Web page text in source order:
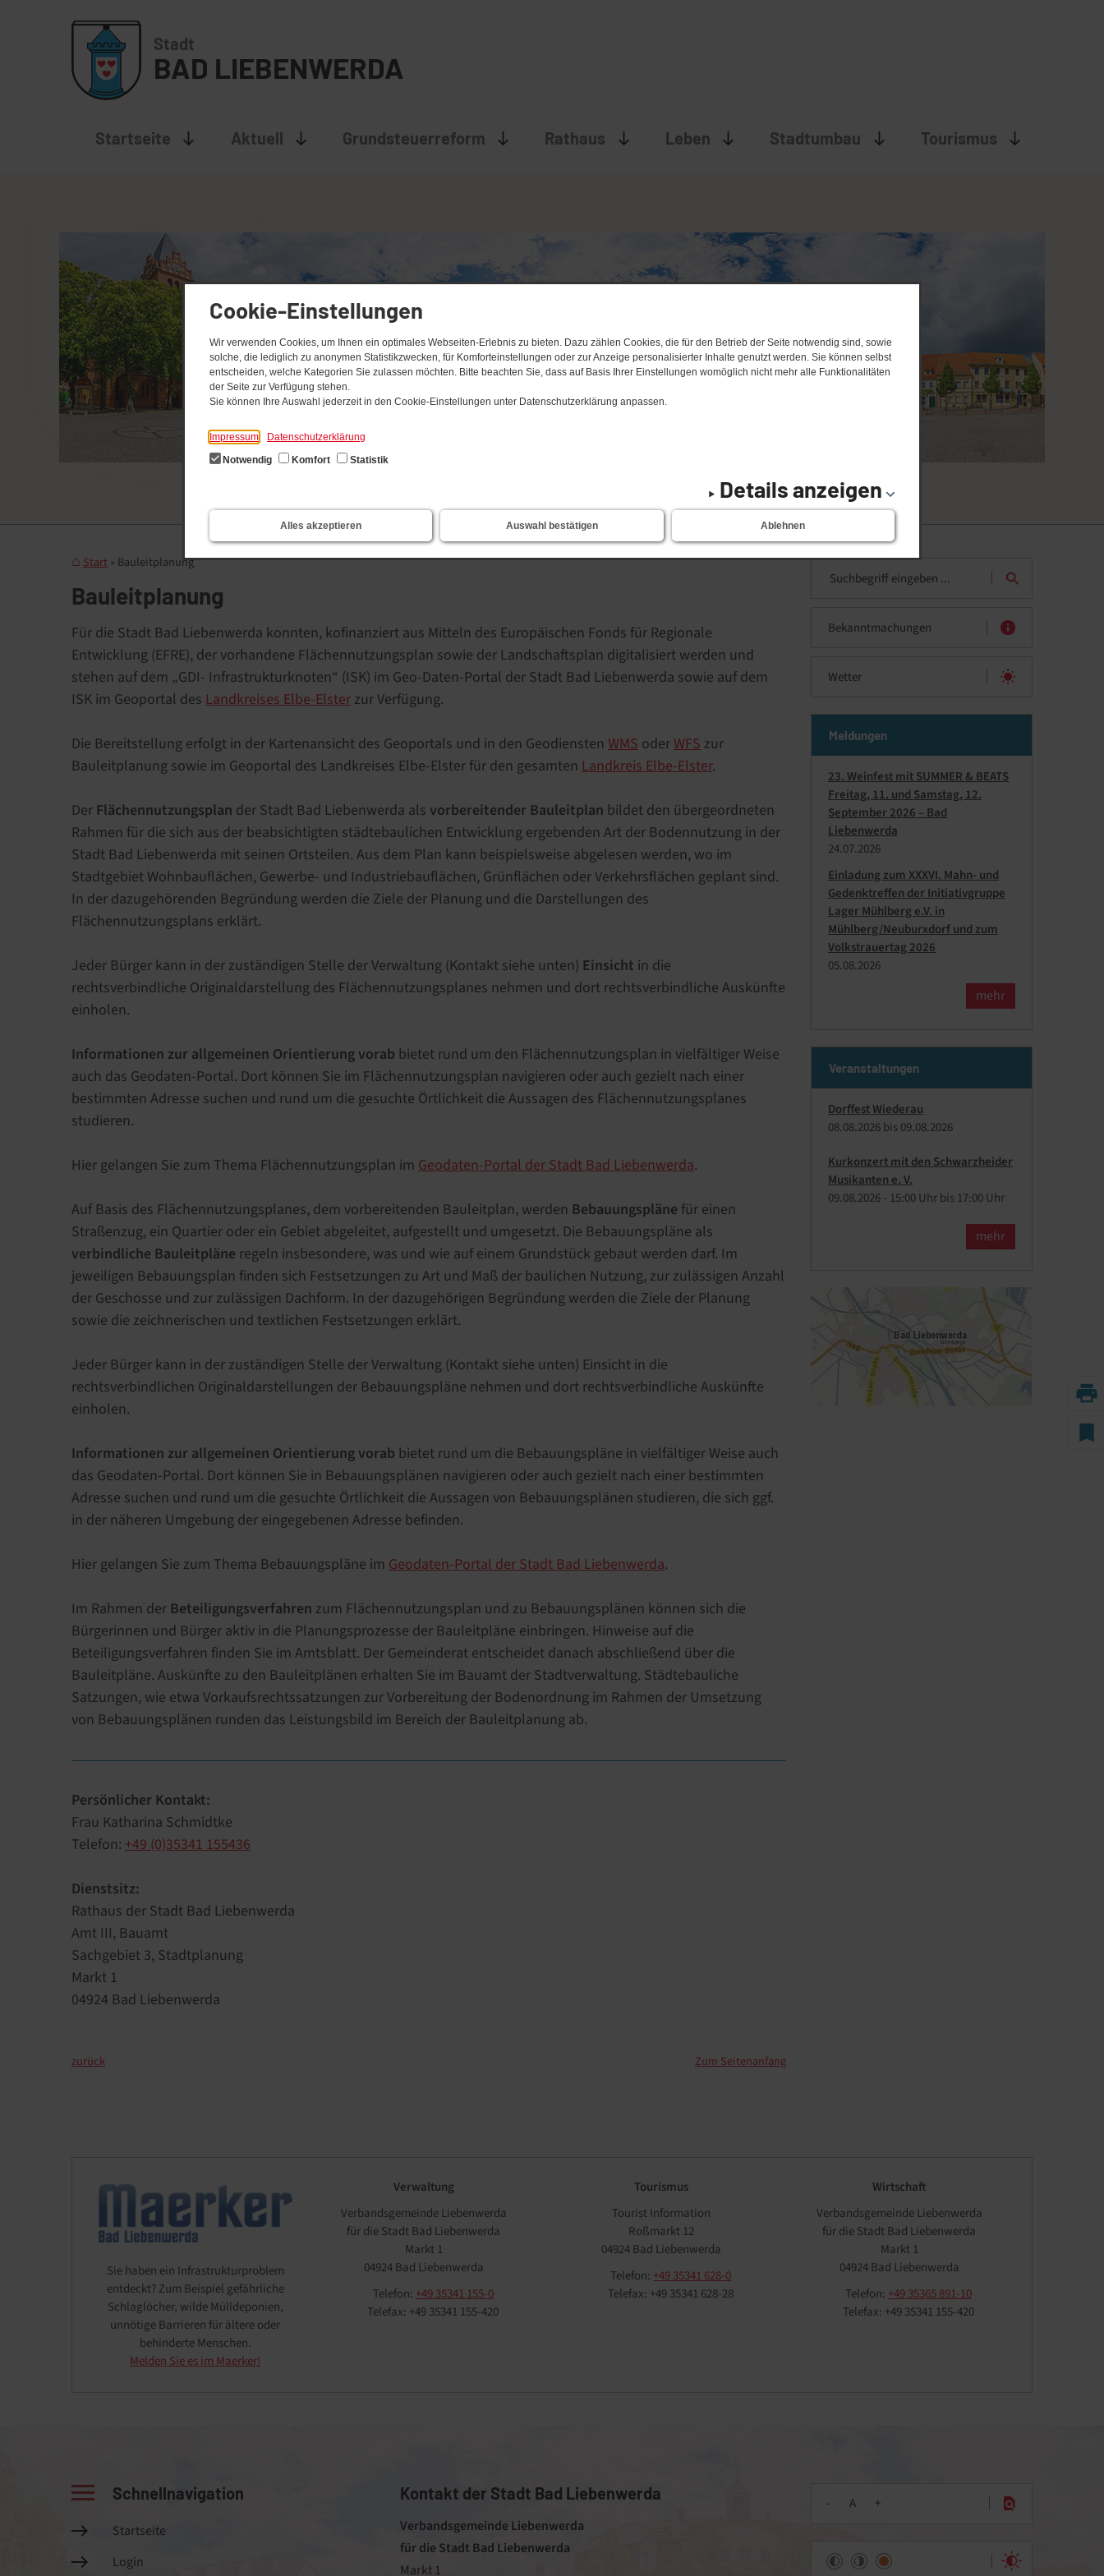
Cookie-Einstellungen
Wir verwenden Cookies, um Ihnen ein optimales Webseiten-Erlebnis zu bieten. Dazu zählen Cookies, die für den Betrieb der Seite notwendig sind, sowie
solche, die lediglich zu anonymen Statistikzwecken, für Komforteinstellungen oder zur Anzeige personalisierter Inhalte genutzt werden. Sie können selbst
entscheiden, welche Kategorien Sie zulassen möchten. Bitte beachten Sie, dass auf Basis Ihrer Einstellungen womöglich nicht mehr alle Funktionalitäten
der Seite zur Verfügung stehen.
Sie können Ihre Auswahl jederzeit in den Cookie-Einstellungen unter Datenschutzerklärung anpassen.
Impressum
Datenschutzerklärung
Notwendig
Komfort Statistik
Details anzeigen
Alles akzeptieren Auswahl bestätigen Ablehnen
Startseite Aktuell Grundsteuerreform Rathaus Leben Stadtumbau Tourismus
Start Bauleitplanung
Bauleitplanung
Für die Stadt Bad Liebenwerda konnten, kofinanziert aus Mitteln des Europäischen Fonds für Regionale
Entwicklung (EFRE), der vorhandene Flächennutzungsplan sowie der Landschaftsplan digitalisiert werden und
stehen auf dem „GDI- Infrastrukturknoten“ (ISK) im Geo-Daten-Portal der Stadt Bad Liebenwerda sowie auf dem
ISK im Geoportal des Landkreises Elbe-Elster zur Verfügung.
Die Bereitstellung erfolgt in der Kartenansicht des Geoportals und in den Geodiensten WMS oder WFS zur
Bauleitplanung sowie im Geoportal des Landkreises Elbe-Elster für den gesamten Landkreis Elbe-Elster.
Der Flächennutzungsplan der Stadt Bad Liebenwerda als vorbereitender Bauleitplan bildet den übergeordneten
Rahmen für die sich aus der beabsichtigten städtebaulichen Entwicklung ergebenden Art der Bodennutzung in der
Stadt Bad Liebenwerda mit seinen Ortsteilen. Aus dem Plan kann beispielsweise abgelesen werden, wo im
Stadtgebiet Wohnbauflächen, Gewerbe- und Industriebauflächen, Grünflächen oder Verkehrsflächen geplant sind.
In der dazugehörenden Begründung werden die Ziele der Planung und die Darstellungen des
Flächennutzungsplans erklärt.
Jeder Bürger kann in der zuständigen Stelle der Verwaltung (Kontakt siehe unten) Einsicht in die
rechtsverbindliche Originaldarstellung des Flächennutzungsplanes nehmen und dort rechtsverbindliche Auskünfte
einholen.
Informationen zur allgemeinen Orientierung vorab bietet rund um den Flächennutzungsplan in vielfältiger Weise
auch das Geodaten-Portal. Dort können Sie im Flächennutzungsplan navigieren oder auch gezielt nach einer
bestimmten Adresse suchen und rund um die gesuchte Örtlichkeit die Aussagen des Flächennutzungsplanes
studieren.
Hier gelangen Sie zum Thema Flächennutzungsplan im Geodaten-Portal der Stadt Bad Liebenwerda.
Auf Basis des Flächennutzungsplanes, dem vorbereitenden Bauleitplan, werden Bebauungspläne für einen
Straßenzug, ein Quartier oder ein Gebiet abgeleitet, aufgestellt und umgesetzt. Die Bebauungspläne als
verbindliche Bauleitpläne regeln insbesondere, was und wie auf einem Grundstück gebaut werden darf. Im
jeweiligen Bebauungsplan finden sich Festsetzungen zu Art und Maß der baulichen Nutzung, zur zulässigen Anzahl
der Geschosse und zur zulässigen Dachform. In der dazugehörigen Begründung werden die Ziele der Planung
sowie die zeichnerischen und textlichen Festsetzungen erklärt.
Jeder Bürger kann in der zuständigen Stelle der Verwaltung (Kontakt siehe unten) Einsicht in die
rechtsverbindlichen Originaldarstellungen der Bebauungspläne nehmen und dort rechtsverbindliche Auskünfte
einholen.
Informationen zur allgemeinen Orientierung vorab bietet rund um die Bebauungspläne in vielfältiger Weise auch
das Geodaten-Portal. Dort können Sie in Bebauungsplänen navigieren oder auch gezielt nach einer bestimmten
Adresse suchen und rund um die gesuchte Örtlichkeit die Aussagen von Bebauungsplänen studieren, die sich ggf.
in der näheren Umgebung der eingegebenen Adresse befinden.
Hier gelangen Sie zum Thema Bebauungspläne im Geodaten-Portal der Stadt Bad Liebenwerda.
Im Rahmen der Beteiligungsverfahren zum Flächennutzungsplan und zu Bebauungsplänen können sich die
Bürgerinnen und Bürger aktiv in die Planungsprozesse der Bauleitpläne einbringen. Hinweise auf die
Beteiligungsverfahren finden Sie im Amtsblatt. Der Gemeinderat entscheidet danach abschließend über die
Bauleitpläne. Auskünfte zu den Bauleitplänen erhalten Sie im Bauamt der Stadtverwaltung. Städtebauliche
Satzungen, wie etwa Vorkaufsrechtssatzungen zur Vorbereitung der Bodenordnung im Rahmen der Umsetzung
von Bebauungsplänen runden das Leistungsbild im Bereich der Bauleitplanung ab.
Persönlicher Kontakt:
Frau Katharina Schmidtke
Telefon: +49 (0)35341 155436
Dienstsitz:
Rathaus der Stadt Bad Liebenwerda
Amt III, Bauamt
Sachgebiet 3, Stadtplanung
Markt 1
04924 Bad Liebenwerda
zurück Zum Seitenanfang
print
bookmark
Bekanntmachungen
Wetter
Meldungen
23. Weinfest mit SUMMER & BEATS
Freitag, 11. und Samstag, 12.
September 2026 – Bad
Liebenwerda
24.​07.​2026
Einladung zum XXXVI. Mahn- und
Gedenktreffen der Initiativgruppe
Lager Mühlberg e.V. in
Mühlberg/Neuburxdorf und zum
Volkstrauertag 2026
05.​08.​2026
mehr
Veranstaltungen
Dorffest Wiederau
08.​08.​2026 bis 09.​08.​2026
Kurkonzert mit den Schwarzheider
Musikanten e. V.
09.​08.​2026 - 15:00Uhr bis17:00Uhr
mehr
Sie haben ein Infrastrukturproblem
entdeckt? Zum Beispiel gefährliche
Schlaglöcher, wilde Mülldeponien,
unnötige Barrieren für ältere oder
behinderte Menschen.
Melden Sie es im Maerker!
Verwaltung
Verbandsgemeinde Liebenwerda
für die Stadt Bad Liebenwerda
Markt 1
04924 Bad Liebenwerda
Telefon: +49 35341 155-0
Telefax: +49 35341 155-420
Tourismus
Tourist Information
Roßmarkt 12
04924 Bad Liebenwerda
Telefon: +49 35341 628-0
Telefax: +49 35341 628-28
Wirtschaft
Verbandsgemeinde Liebenwerda
für die Stadt Bad Liebenwerda
Markt 1
04924 Bad Liebenwerda
Telefon: +49 35365 891-10
Telefax: +49 35341 155-420
Schnellnavigation
Startseite
Login
Kontakt der Stadt Bad Liebenwerda
Verbandsgemeinde Liebenwerda
für die Stadt Bad Liebenwerda
Markt 1
- A +